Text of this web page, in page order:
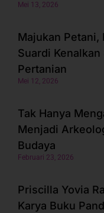
Mei 13, 2026
Majukan Petani,
Suardi
Pertanian
Mei 12, 2026
Tak Hanya
Menjadi
Budaya
Februari 23, 2026
Priscilla Yovia
Karya Buku